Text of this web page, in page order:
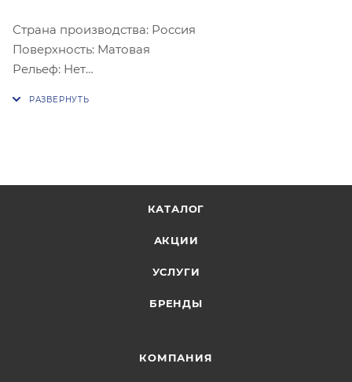
Страна производства: Россия
Поверхность: Матовая
Рельеф: Нет
КАТАЛОГ
АКЦИИ
УСЛУГИ
БРЕНДЫ
КОМПАНИЯ